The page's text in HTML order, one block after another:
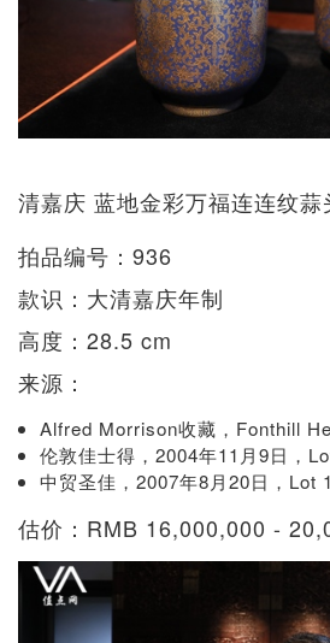
清嘉庆 蓝地金彩万福连连纹蒜
拍品编号：936
款识：大清嘉庆年制
高度：28.5 cm
来源：
Alfred Morrison收藏，Fonthill
伦敦佳士得，2004年11月9日，
中贸圣佳，2007年8月20日，Lot
估价：RMB 16,000,000 -